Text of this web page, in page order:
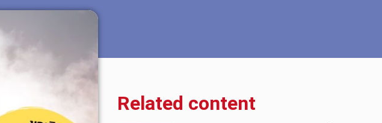
Related content